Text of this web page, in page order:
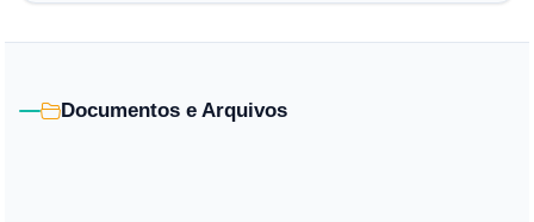
Documentos e Arquivos